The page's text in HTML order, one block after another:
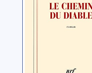
Ohl, Jean-Pierre